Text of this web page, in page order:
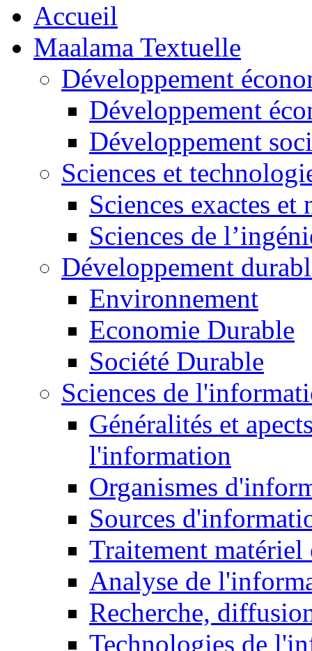
Accueil
Maalama Textuelle
Développement
Développement
Développement
Sciences et
Sciences exactes et
Sciences de
Développement
Environnement
Economie Durable
Société Durable
Sciences de
Généralités et
l'information
Organismes
Sources
Traitement matériel
Analyse de
Recherche,
Technologies de